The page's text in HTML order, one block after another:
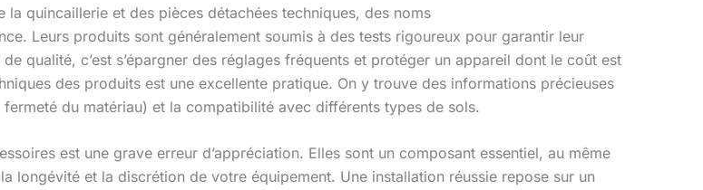
quincaillerie et des pièces détachées techniques, des noms
Leurs produits sont généralement soumis à des tests rigoureux pour garantir leur
qualité, c’est s’épargner des réglages fréquents et protéger un appareil dont le coût est
des produits est une excellente pratique. On y trouve des informations précieuses
du matériau) et la compatibilité avec différents types de sols.
est une grave erreur d’appréciation. Elles sont un composant essentiel, au même
longévité et la discrétion de votre équipement. Une installation réussie repose sur un